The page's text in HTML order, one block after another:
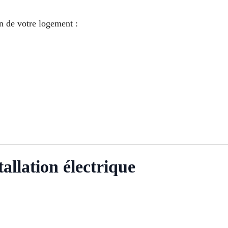
de votre logement :
électrique